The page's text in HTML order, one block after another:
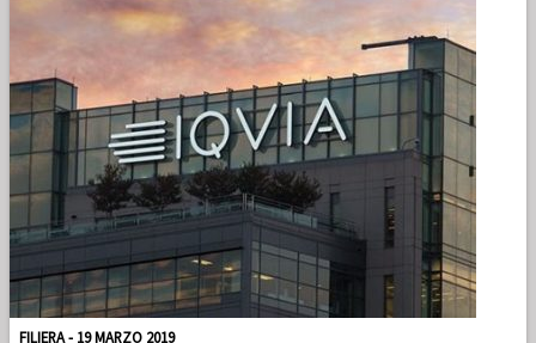
FILIERA - 19 MARZO 2019